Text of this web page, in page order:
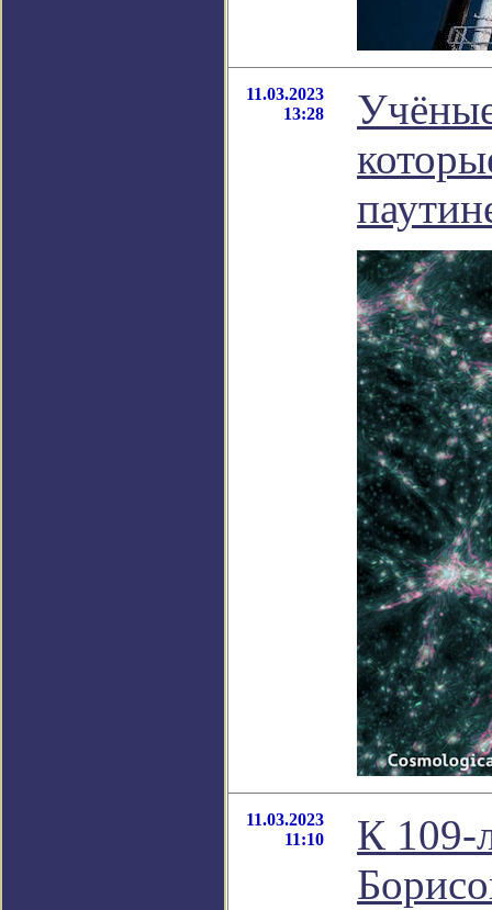
11.03.2023
13:28
11.03.2023
11:10
К 109-